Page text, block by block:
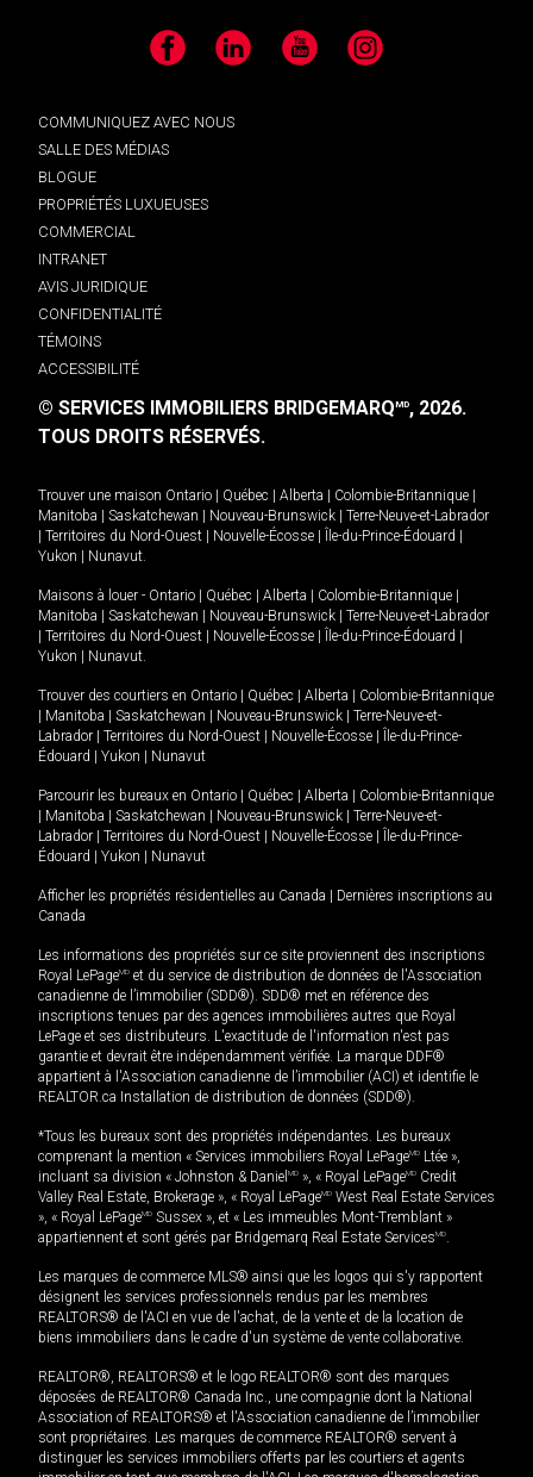
Facebook LinkedIn YouTube Instagram
COMMUNIQUEZ AVEC NOUS
SALLE DES MÉDIAS
BLOGUE
PROPRIÉTÉS LUXUEUSES
COMMERCIAL
INTRANET
AVIS JURIDIQUE
CONFIDENTIALITÉ
TÉMOINS
ACCESSIBILITÉ
© SERVICES IMMOBILIERS BRIDGEMARQMD, 2026.
TOUS DROITS RÉSERVÉS.
Trouver une maison Ontario Québec Alberta Colombie-Britannique
Manitoba
Saskatchewan Nouveau-Brunswick
Terre-Neuve-et-Labrador
Territoires du Nord-Ouest Nouvelle-Écosse Île-du-Prince-Édouard
Yukon
Nunavut.
Maisons à louer - Ontario Québec Alberta Colombie-Britannique
Manitoba
Saskatchewan Nouveau-Brunswick
Terre-Neuve-et-Labrador
Territoires du Nord-Ouest Nouvelle-Écosse Île-du-Prince-Édouard
Yukon
Nunavut.
Trouver des courtiers en Ontario Québec Alberta
Colombie-Britannique
Manitoba Saskatchewan Nouveau-Brunswick
Terre-Neuve-et-
Labrador
Territoires du Nord-Ouest Nouvelle-Écosse
Île-du-Prince-
Édouard
Yukon Nunavut
Parcourir les bureaux en Ontario Québec Alberta
Colombie-Britannique
Manitoba Saskatchewan Nouveau-Brunswick
Terre-Neuve-et-
Labrador
Territoires du Nord-Ouest Nouvelle-Écosse
Île-du-Prince-
Édouard
Yukon Nunavut
Afficher les propriétés résidentielles au Canada
Dernières inscriptions au
Canada
Les informations des propriétés sur ce site proviennent des inscriptions
Royal LePageMD et du service de distribution de données de l'Association
canadienne de l’immobilier (SDD®). SDD® met en référence des
inscriptions tenues par des agences immobilières autres que Royal
LePage et ses distributeurs. L'exactitude de l'information n'est pas
garantie et devrait être indépendamment vérifiée. La marque DDF®
appartient à l'Association canadienne de l’immobilier (ACI) et identifie le
REALTOR.ca Installation de distribution de données (SDD®).
*Tous les bureaux sont des propriétés indépendantes. Les bureaux
comprenant la mention « Services immobiliers Royal LePageMD Ltée »,
incluant sa division « Johnston & Daniel MD », « Royal LePageMD Credit
Valley Real Estate, Brokerage », « Royal LePageMD West Real Estate Services
», « Royal LePageMD Sussex », et « Les immeubles Mont-Tremblant »
appartiennent et sont gérés par Bridgemarq Real Estate ServicesMD.
Les marques de commerce MLS® ainsi que les logos qui s'y rapportent
désignent les services professionnels rendus par les membres
REALTORS® de l'ACI en vue de l'achat, de la vente et de la location de
biens immobiliers dans le cadre d'un système de vente collaborative.
REALTOR®, REALTORS® et le logo REALTOR® sont des marques
déposées de REALTOR® Canada Inc., une compagnie dont la National
Association of REALTORS® et l'Association canadienne de l’immobilier
sont propriétaires. Les marques de commerce REALTOR® servent à
distinguer les services immobiliers offerts par les courtiers et agents